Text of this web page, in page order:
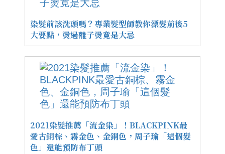
染髮前該洗頭嗎？專業髮型師教你漂髮前後5
大要點，燙過離子燙竟是大忌
2021染髮推薦「流金染」！BLACKPINK最
愛古銅棕、霧金色、金銅色，周子瑜「這個髮
色」還能預防布丁頭